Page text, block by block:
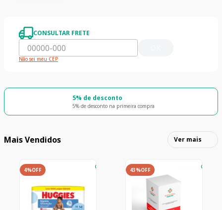
CONSULTAR FRETE
Não sei meu CEP
5% de desconto
5% de desconto na primeira compra
Mais Vendidos Ver mais
4%OFF 43%OFF